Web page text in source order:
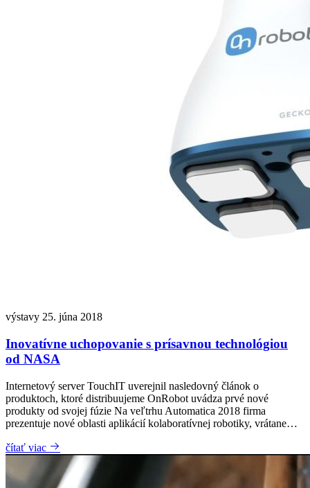
výstavy 25. júna 2018
Inovatívne uchopovanie s prísavnou technológiou
od NASA
Internetový server TouchIT uverejnil nasledovný článok o
produktoch, ktoré distribuujeme OnRobot uvádza prvé nové
produkty od svojej fúzie Na veľtrhu Automatica 2018 firma
prezentuje nové oblasti aplikácií kolaboratívnej robotiky, vrátane…
čítať viac